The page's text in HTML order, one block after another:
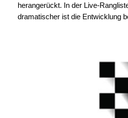
herangerückt. In der Live-
dramatischer ist die Entwicklung